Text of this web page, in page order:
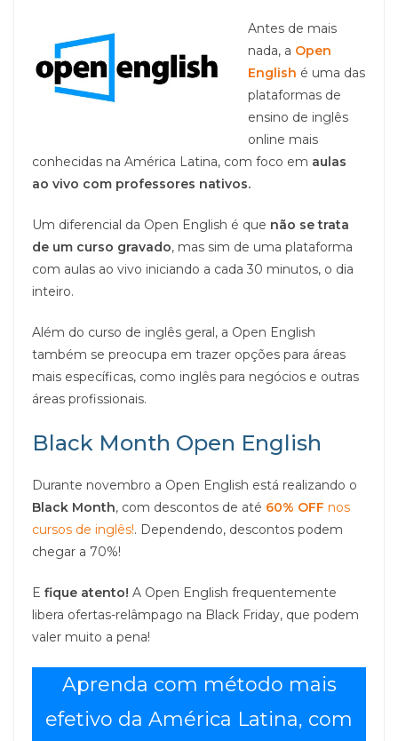
Antes de mais
nada, a Open
English é uma das
plataformas de
ensino de inglês
online mais
conhecidas na América Latina, com foco em aulas
ao vivo com professores nativos.
Um diferencial da Open English é que não se trata
de um curso gravado, mas sim de uma plataforma
com aulas ao vivo iniciando a cada 30 minutos, o dia
inteiro.
Além do curso de inglês geral, a Open English
também se preocupa em trazer opções para áreas
mais específicas, como inglês para negócios e outras
áreas profissionais.
Black Month Open English
Durante novembro a Open English está realizando o
Black Month, com descontos de até 60% OFF nos
cursos de inglês!. Dependendo, descontos podem
chegar a 70%!
E fique atento! A Open English frequentemente
libera ofertas-relâmpago na Black Friday, que podem
valer muito a pena!
Aprenda com método mais
efetivo da América Latina, com